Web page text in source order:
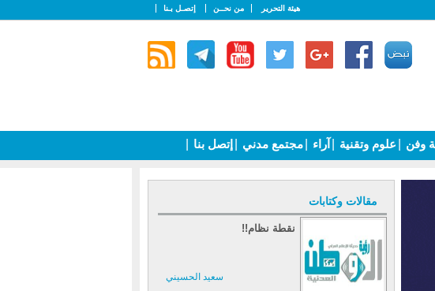
هيئة التحرير من نحــن إتصـل بـنا
وفن علوم وتقنية آراء مجتمع مدني إتصل بنا
مقالات وكتابات
نقطة نظام!!
سعيد الحسيني